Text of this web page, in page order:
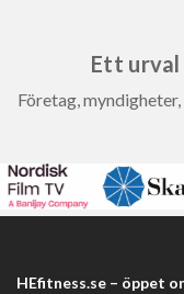
Ett urval
Företag,
HEfitness.se – öppet